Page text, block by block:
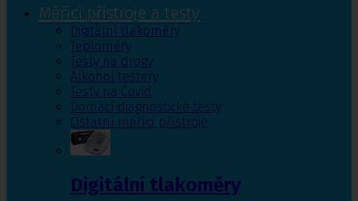
Měřící přístroje a testy
Digitální tlakoměry
Teploměry
Testy na drogy
Alkohol testery
Testy na Covid
Domácí diagnostické testy
Ostatní měřící přístroje
Digitální tlakoměry